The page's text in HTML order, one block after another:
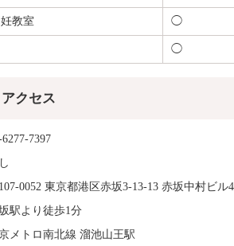
教室 ◯
◯
クセス
6277-7397
0052 東京都港区赤坂3-13-13 赤坂中村ビル
駅より徒歩1分
メトロ南北線 溜池山王駅